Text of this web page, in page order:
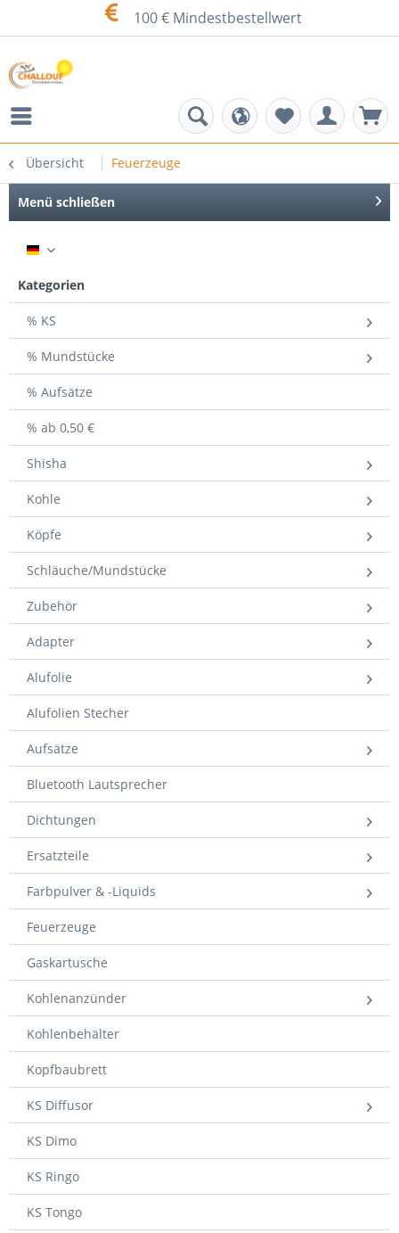
100 € Mindestbestellwert
Übersicht Feuerzeuge
Menü schließen
DE
Kategorien
% KS
% Mundstücke
% Aufsätze
% ab 0,50 €
Shisha
Kohle
Köpfe
Schläuche/Mundstücke
Zubehör
Adapter
Alufolie
Alufolien Stecher
Aufsätze
Bluetooth Lautsprecher
Dichtungen
Ersatzteile
Farbpulver & -Liquids
Feuerzeuge
Gaskartusche
Kohlenanzünder
Kohlenbehälter
Kopfbaubrett
KS Diffusor
KS Dimo
KS Ringo
KS Tongo